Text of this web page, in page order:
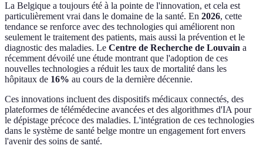
La Belgique a toujours été à la pointe de l'innovation, et cela est
particulièrement vrai dans le domaine de la santé. En 2026, cette
tendance se renforce avec des technologies qui améliorent non
seulement le traitement des patients, mais aussi la prévention et le
diagnostic des maladies. Le Centre de Recherche de Louvain a
récemment dévoilé une étude montrant que l'adoption de ces
nouvelles technologies a réduit les taux de mortalité dans les
hôpitaux de 16% au cours de la dernière décennie.
Ces innovations incluent des dispositifs médicaux connectés, des
plateformes de télémédecine avancées et des algorithmes d'IA pour
le dépistage précoce des maladies. L'intégration de ces technologies
dans le système de santé belge montre un engagement fort envers
l'avenir des soins de santé.